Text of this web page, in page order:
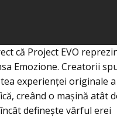
că Project EVO
Emozione. Creatorii
experienței originale
creând o mașină atât
definește vârful erei